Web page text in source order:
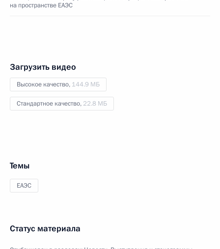
на пространстве ЕАЭС
Загрузить видео
Высокое качество, 144.9 МБ
Стандартное качество, 22.8 МБ
Темы
ЕАЭС
Статус материала